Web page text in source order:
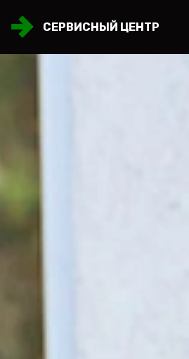
СЕРВИСНЫЙ ЦЕНТР